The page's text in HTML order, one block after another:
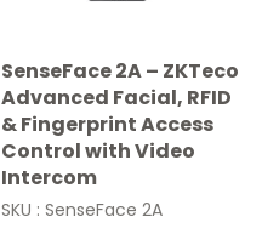
SenseFace 2A – ZKTeco
Advanced Facial, RFID
& Fingerprint Access
Control with Video
Intercom
SKU : SenseFace 2A